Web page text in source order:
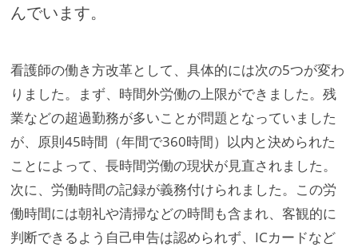
んでいます。
看護師の働き方改革として、具体的には次の5つが変わ
りました。まず、時間外労働の上限ができました。残
業などの超過勤務が多いことが問題となっていました
が、原則45時間（年間で360時間）以内と決められた
ことによって、長時間労働の現状が見直されました。
次に、労働時間の記録が義務付けられました。この労
働時間には朝礼や清掃などの時間も含まれ、客観的に
判断できるよう自己申告は認められず、ICカードなど